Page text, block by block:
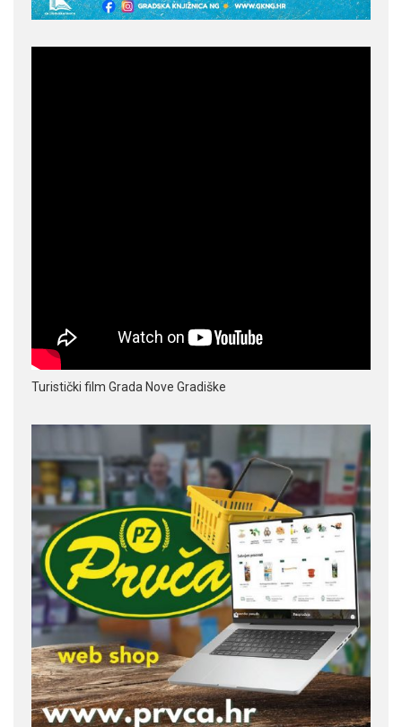
Turistički film Grada Nove Gradiške